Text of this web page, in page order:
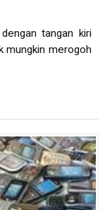
tangan kiri
mungkin merogoh